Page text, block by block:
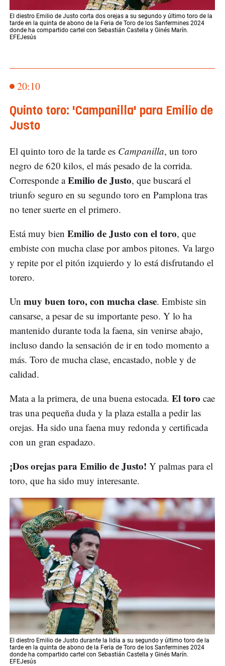
El diestro Emilio de Justo corta dos orejas a su segundo y último toro de la
tarde en la quinta de abono de la Feria de Toro de los Sanfermines 2024
donde ha compartido cartel con Sebastián Castella y Ginés Marín.
EFEJesús
20:10
Quinto toro: 'Campanilla' para Emilio de
Justo
El quinto toro de la tarde es Campanilla, un toro
negro de 620 kilos, el más pesado de la corrida.
Corresponde aEmilio de Justo, que buscará el
triunfo seguro en su segundo toro en Pamplona tras
no tener suerte en el primero.
Está muy bien Emilio de Justo con el toro, que
embiste con mucha clase por ambos pitones. Va largo
y repite por el pitón izquierdo y lo está disfrutando el
torero.
Un muy buen toro, con mucha clase. Embiste sin
cansarse, a pesar de su importante peso. Y lo ha
mantenido durante toda la faena, sin venirse abajo,
incluso dando la sensación de ir en todo momento a
más. Toro de mucha clase, encastado, noble y de
calidad.
Mata a la primera, de una buena estocada. El toro cae
tras una pequeña duda y la plaza estalla a pedir las
orejas. Ha sido una faena muy redonda y certificada
con un gran espadazo.
¡Dos orejas para Emilio de Justo! Y palmas para el
toro, que ha sido muy interesante.
El diestro Emilio de Justo durante la lidia a su segundo y último toro de la
tarde en la quinta de abono de la Feria de Toro de los Sanfermines 2024
donde ha compartido cartel con Sebastián Castella y Ginés Marín.
EFEJesús